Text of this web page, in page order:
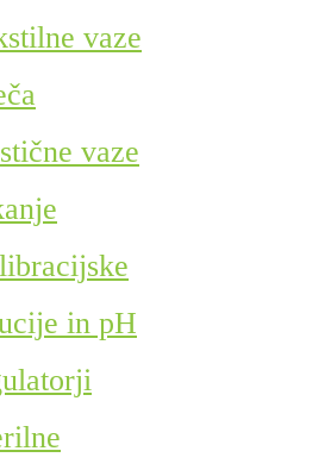
vaze
vaze
in pH